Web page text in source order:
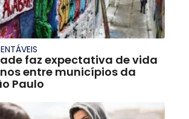
faz expectativa de vida
entre municípios da
Paulo